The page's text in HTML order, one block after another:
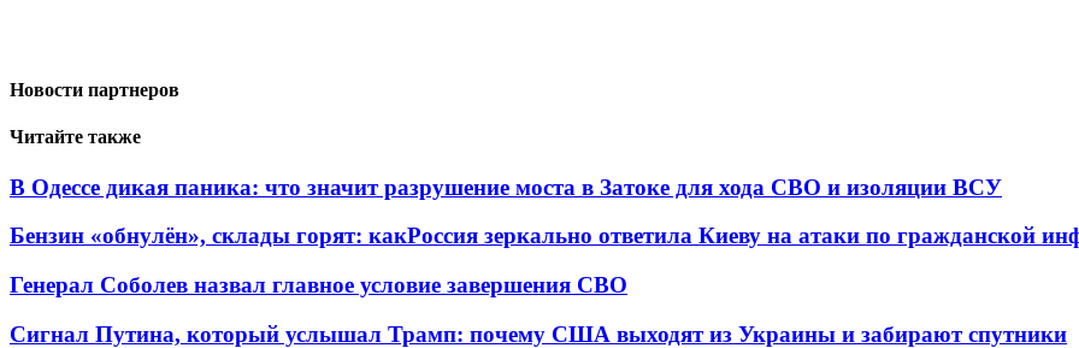
Новости партнеров
Читайте также
В Одессе дикая паника: что значит разрушение моста в Затоке для хода СВО и изоляции ВСУ
Бензин «обнулён», склады горят: какРоссия зеркально ответила Киеву на атаки по гражданской
Генерал Соболев назвал главное условие завершения СВО
Сигнал Путина, который услышал Трамп: почему США выходят из Украины и забирают спутники